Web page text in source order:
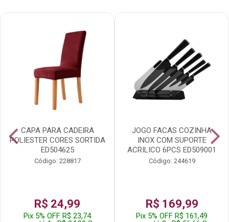
CAPA PARA CADEIRA
POLIESTER CORES SORTIDA
ED504625
Código: 228817
R$ 24,99
Pix 5% OFF R$ 23,74
JOGO FACAS COZINHA
INOX COM SUPORTE
ACRILICO 6PCS ED509001
Código: 244619
R$ 169,99
Pix 5% OFF R$ 161,49